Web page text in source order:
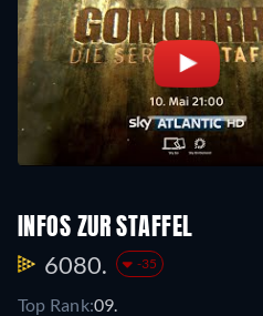
INFOS ZUR STAFFEL
6080. -35
Top Rank:09.